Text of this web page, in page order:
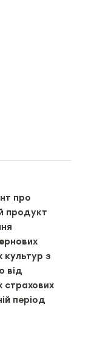
про
продукт
культур з
від
страхових
період